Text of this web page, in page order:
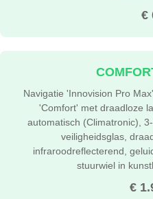
€
€
Navigatie 'Innovision Pro
'Comfort' met draadloze
automatisch (Climatronic),
veiligheidsglas,
infraroodreflecterend,
stuurwiel in